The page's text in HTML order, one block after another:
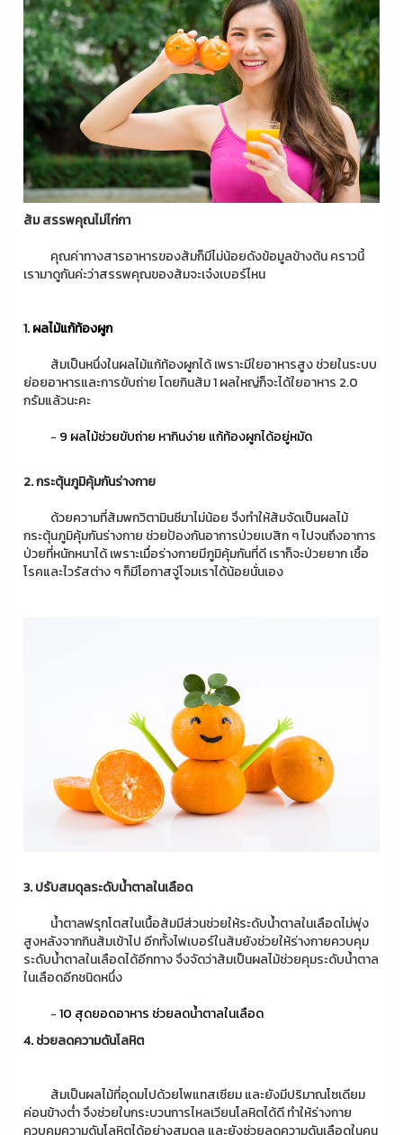
ส้ม สรรพคุณไม่ไก่กา
คุณค่าทางสารอาหารของส้มก็มีไม่น้อยดังข้อมูลข้างต้น คราวนี้
เรามาดูกันค่ะว่าสรรพคุณของส้มจะเจ๋งเบอร์ไหน
1.ผลไม้แก้ท้องผูก
ส้มเป็นหนึ่งในผลไม้แก้ท้องผูกได้ เพราะมีใยอาหารสูง ช่วยในระบบ
ย่อยอาหารและการขับถ่าย โดยกินส้ม 1 ผลใหญ่ก็จะได้ใยอาหาร 2.0
กรัมแล้วนะคะ
- 9 ผลไม้ช่วยขับถ่าย หากินง่าย แก้ท้องผูกได้อยู่หมัด
2. กระตุ้นภูมิคุ้มกันร่างกาย
ด้วยความที่ส้มพกวิตามินซีมาไม่น้อย จึงทำให้ส้มจัดเป็นผลไม้
กระตุ้นภูมิคุ้มกันร่างกาย ช่วยป้องกันอาการป่วยเบสิก ๆ ไปจนถึงอาการ
ป่วยที่หนักหนาได้ เพราะเมื่อร่างกายมีภูมิคุ้มกันที่ดี เราก็จะป่วยยาก เชื้อ
โรคและไวรัสต่าง ๆ ก็มีโอกาสจู่โจมเราได้น้อยนั่นเอง
3. ปรับสมดุลระดับน้ำตาลในเลือด
น้ำตาลฟรุกโตสในเนื้อส้มมีส่วนช่วยให้ระดับน้ำตาลในเลือดไม่พุ่ง
สูงหลังจากกินส้มเข้าไป อีกทั้งไฟเบอร์ในส้มยังช่วยให้ร่างกายควบคุม
ระดับน้ำตาลในเลือดได้อีกทาง จึงจัดว่าส้มเป็นผลไม้ช่วยคุมระดับน้ำตาล
ในเลือดอีกชนิดหนึ่ง
-10 สุดยอดอาหาร ช่วยลดน้ำตาลในเลือด
4. ช่วยลดความดันโลหิต
ส้มเป็นผลไม้ที่อุดมไปด้วยโพแทสเซียม และยังมีปริมาณโซเดียม
ค่อนข้างต่ำ จึงช่วยในกระบวนการไหลเวียนโลหิตได้ดี ทำให้ร่างกาย
ควบคุมความดันโลหิตได้อย่างสมดุล และยังช่วยลดความดันเลือดในคน